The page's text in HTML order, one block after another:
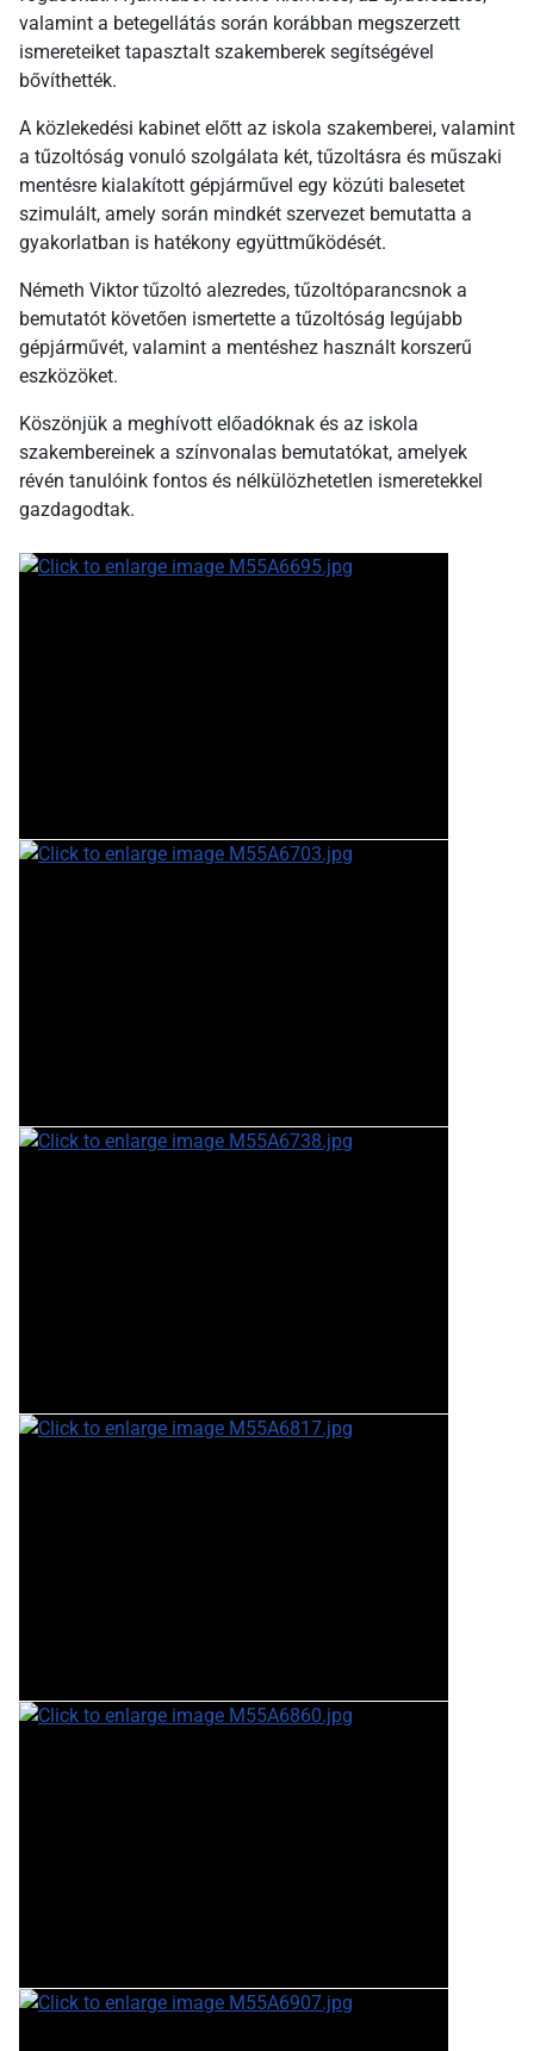
valamint a betegellátás során korábban megszerzett
ismereteiket tapasztalt szakemberek segítségével
bővíthették.
A közlekedési kabinet előtt az iskola szakemberei, valamint
a tűzoltóság vonuló szolgálata két, tűzoltásra és műszaki
mentésre kialakított gépjárművel egy közúti balesetet
szimulált, amely során mindkét szervezet bemutatta a
gyakorlatban is hatékony együttműködését.
Németh Viktor tűzoltó alezredes, tűzoltóparancsnok a
bemutatót követően ismertette a tűzoltóság legújabb
gépjárművét, valamint a mentéshez használt korszerű
eszközöket.
Köszönjük a meghívott előadóknak és az iskola
szakembereinek a színvonalas bemutatókat, amelyek
révén tanulóink fontos és nélkülözhetetlen ismeretekkel
gazdagodtak.